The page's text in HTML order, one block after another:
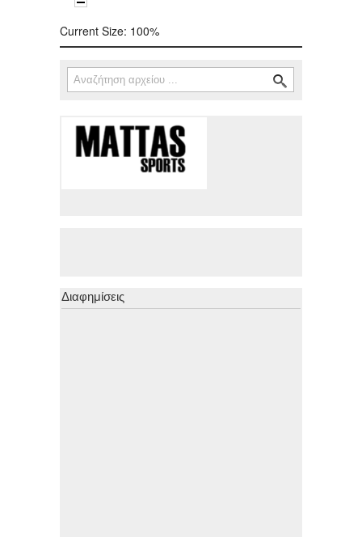
Current Size: 100%
Φόρμα αναζήτησης
Αναζήτηση
Διαφημίσεις